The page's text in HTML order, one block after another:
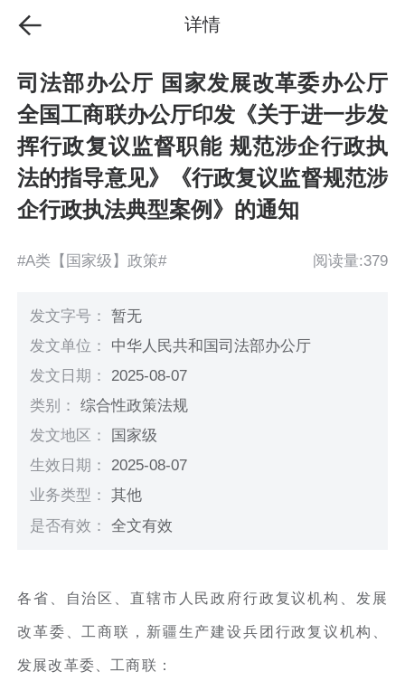
详情
司法部办公厅 国家发展改革委办公厅
全国工商联办公厅印发《关于进一步发
挥行政复议监督职能 规范涉企行政执
法的指导意见》《行政复议监督规范涉
企行政执法典型案例》的通知
#A类【国家级】政策# 阅读量:379
发文字号：暂无
发文单位： 中华人民共和国司法部办公厅
发文日期： 2025-08-07
类别：综合性政策法规
发文地区：
国家级
生效日期： 2025-08-07
业务类型：其他
是否有效：全文有效
各省、自治区、直辖市人民政府行政复议机构、发展
改革委、工商联，新疆生产建设兵团行政复议机构、
发展改革委、工商联：